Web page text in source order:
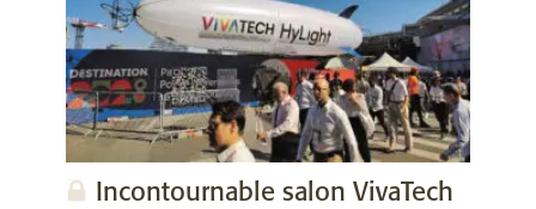
Incontournable salon VivaTech